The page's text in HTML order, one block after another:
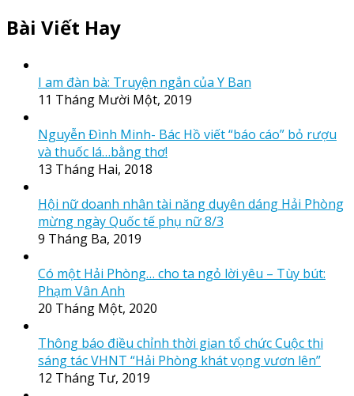
Bài Viết Hay
I am đàn bà: Truyện ngắn của Y Ban
11 Tháng Mười Một, 2019
Nguyễn Đình Minh- Bác Hồ viết “báo cáo” bỏ rượu
và thuốc lá…bằng thơ!
13 Tháng Hai, 2018
Hội nữ doanh nhân tài năng duyên dáng Hải Phòng
mừng ngày Quốc tế phụ nữ 8/3
9 Tháng Ba, 2019
Có một Hải Phòng… cho ta ngỏ lời yêu – Tùy bút:
Phạm Vân Anh
20 Tháng Một, 2020
Thông báo điều chỉnh thời gian tổ chức Cuộc thi
sáng tác VHNT “Hải Phòng khát vọng vươn lên”
12 Tháng Tư, 2019